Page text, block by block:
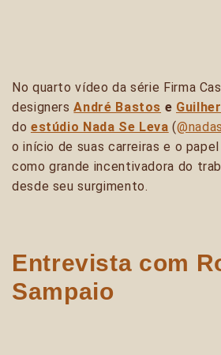
No quarto vídeo da série Firma
designersAndré Bastos e
do estúdio Nada Se Leva (
o início de suas carreiras e o papel
como grande incentivadora do
desde seu surgimento.
Entrevista com
Sampaio